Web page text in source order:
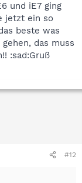
Forum diskutiert.
und iE7 ging
jetzt ein so
beste was
das muss
:sad:Gruß
#12